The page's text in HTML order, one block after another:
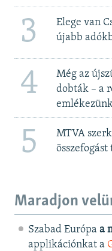
3
Elege van
újabb
4
Még az
dobták – a
5
MTVA
Maradjon
Szabad Európa a
applikációnkat a